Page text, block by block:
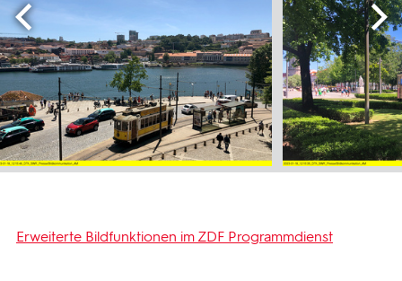
Erweiterte Bildfunktionen im ZDF Programmdienst